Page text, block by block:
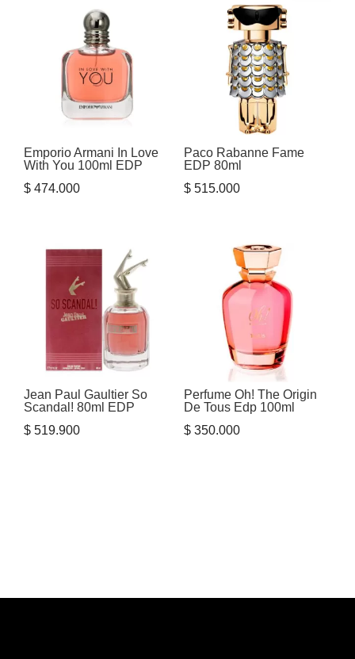
Emporio Armani In Love
With You 100ml EDP
$ 474.000
Paco Rabanne Fame
EDP 80ml
$515.000
Jean Paul Gaultier So
Scandal! 80ml EDP
$ 519.900
Perfume Oh! The Origin
De Tous Edp 100ml
$350.000